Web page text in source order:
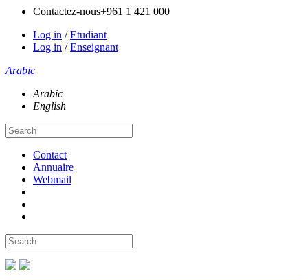
Contactez-nous+961 1 421 000
Log in /Etudiant
Log in /Enseignant
Arabic
Arabic
English
Contact
Annuaire
Webmail